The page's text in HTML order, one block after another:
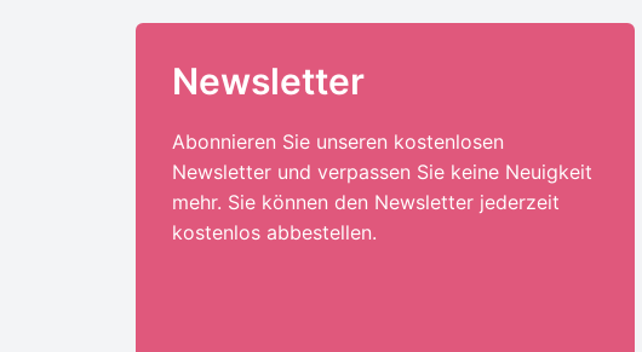
Newsletter
Abonnieren Sie unseren kostenlosen
Newsletter und verpassen Sie keine Neuigkeit
mehr. Sie können den Newsletter jederzeit
kostenlos abbestellen.